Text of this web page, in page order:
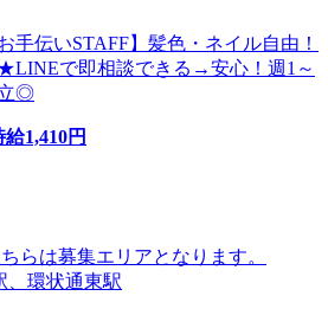
手伝いSTAFF】髪色・ネイル自由！
で即相談できる→安心！週1～
立◎
給1,410円
らは募集エリアとなります。
、環状通東駅